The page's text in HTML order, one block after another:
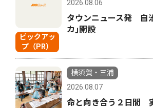
ピックアッ
プ（PR）
2026.08.06
タウンニュース発 自
カ｣開設
横須賀・三浦
2026.08.07
命と向き合う２日間